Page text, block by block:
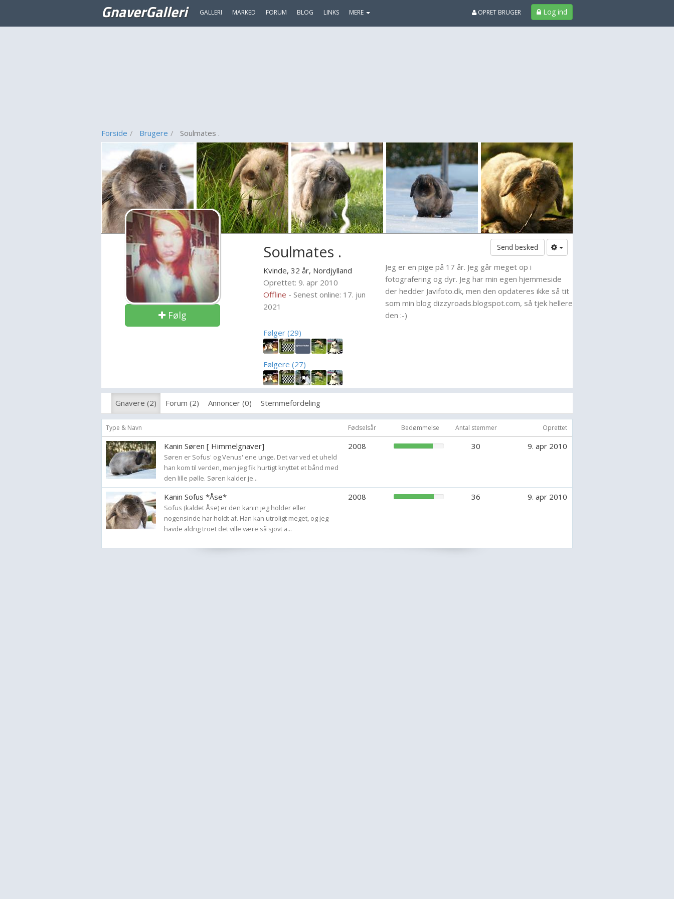
GnaverGalleri GALLERI MARKED FORUM BLOG LINKS MERE Log ind
OPRET BRUGER
Forside Brugere Soulmates .
Følg
Soulmates .
Kvinde, 32 år, Nordjylland
Oprettet: 9. apr 2010
Offline - Senest online: 17. jun
2021
Følger (29)
Følgere (27)
Send besked
Jeg er en pige på 17 år. Jeg går meget op i
fotografering og dyr. Jeg har min egen hjemmeside
der hedder Javifoto.dk, men den opdateres ikke så tit
som min blog dizzyroads.blogspot.com, så tjek hellere
den :-)
Gnavere (2) Forum (2) Annoncer (0) Stemmefordeling
Type & Navn Fødselsår Bedømmelse Antal stemmer Oprettet
Kanin Søren [ Himmelgnaver]
Søren er Sofus' og Venus' ene unge. Det var ved et uheld
han kom til verden, men jeg fik hurtigt knyttet et bånd med
den lille pølle. Søren kalder je...
2008 30 9. apr 2010
Kanin Sofus *Åse*
Sofus (kaldet Åse) er den kanin jeg holder eller
nogensinde har holdt af. Han kan utroligt meget, og jeg
havde aldrig troet det ville være så sjovt a...
2008 36 9. apr 2010